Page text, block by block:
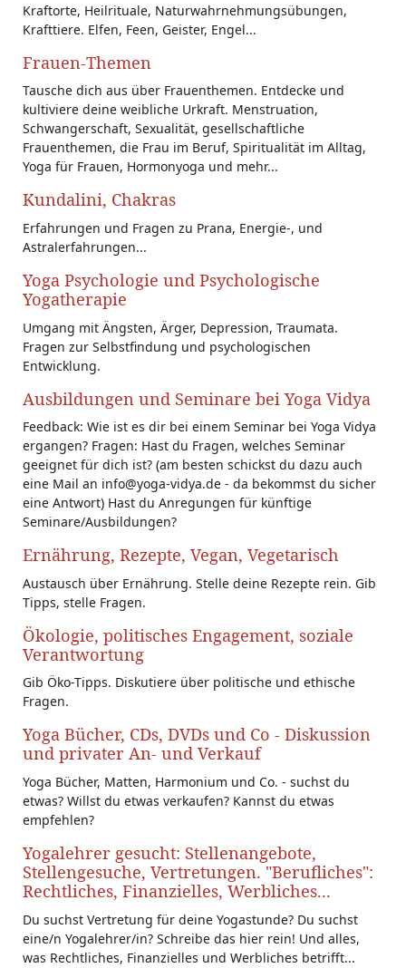
Kraftorte, Heilrituale, Naturwahrnehmungsübungen,
Krafttiere. Elfen, Feen, Geister, Engel...
Frauen-Themen
Tausche dich aus über Frauenthemen. Entdecke und
kultiviere deine weibliche Urkraft. Menstruation,
Schwangerschaft, Sexualität, gesellschaftliche
Frauenthemen, die Frau im Beruf, Spiritualität im Alltag,
Yoga für Frauen, Hormonyoga und mehr...
Kundalini, Chakras
Erfahrungen und Fragen zu Prana, Energie-, und
Astralerfahrungen...
Yoga Psychologie und Psychologische
Yogatherapie
Umgang mit Ängsten, Ärger, Depression, Traumata.
Fragen zur Selbstfindung und psychologischen
Entwicklung.
Ausbildungen und Seminare bei Yoga Vidya
Feedback: Wie ist es dir bei einem Seminar bei Yoga Vidya
ergangen? Fragen: Hast du Fragen, welches Seminar
geeignet für dich ist? (am besten schickst du dazu auch
eine Mail an info@yoga-vidya.de - da bekommst du sicher
eine Antwort) Hast du Anregungen für künftige
Seminare/Ausbildungen?
Ernährung, Rezepte, Vegan, Vegetarisch
Austausch über Ernährung. Stelle deine Rezepte rein. Gib
Tipps, stelle Fragen.
Ökologie, politisches Engagement, soziale
Verantwortung
Gib Öko-Tipps. Diskutiere über politische und ethische
Fragen.
Yoga Bücher, CDs, DVDs und Co - Diskussion
und privater An- und Verkauf
Yoga Bücher, Matten, Harmonium und Co. - suchst du
etwas? Willst du etwas verkaufen? Kannst du etwas
empfehlen?
Yogalehrer gesucht: Stellenangebote,
Stellengesuche, Vertretungen. "Berufliches":
Rechtliches, Finanzielles, Werbliches...
Du suchst Vertretung für deine Yogastunde? Du suchst
eine/n Yogalehrer/in? Schreibe das hier rein! Und alles,
was Rechtliches, Finanzielles und Werbliches betrifft...